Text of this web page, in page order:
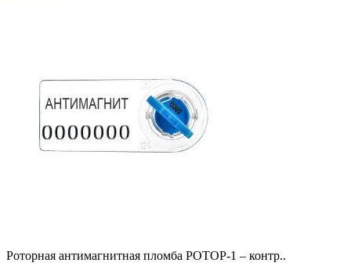
Роторная антимагнитная пломба РОТОР-1 – контр..